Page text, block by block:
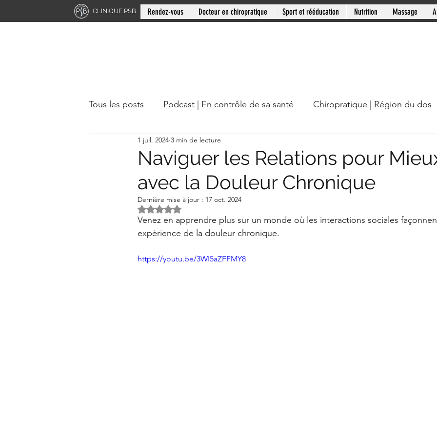
CLINIQUE PSB Rendez-vous Docteur en chiropratique Sport et rééducation Nutrition Massage
Tous les posts Podcast | En contrôle de sa santé Chiropratique | Région du dos
Chiropratique | Région du cou
Docteur en chiropratique Mini-série: Douleur chronique Clinique PSB:
Clinique PSB à Sainte-Julie: Offres La Santé Soignée Par Accident
Naviguer les Relations pour
avec la Douleur Chronique
1 juil. 2024 3 min de lecture
Dernière mise à jour : 17 oct. 2024
Noté NaN étoiles sur 5.
Venez en apprendre plus sur un monde où les interactions sociales
expérience de la douleur chronique.
https://youtu.be/3WI5aZFFMY8